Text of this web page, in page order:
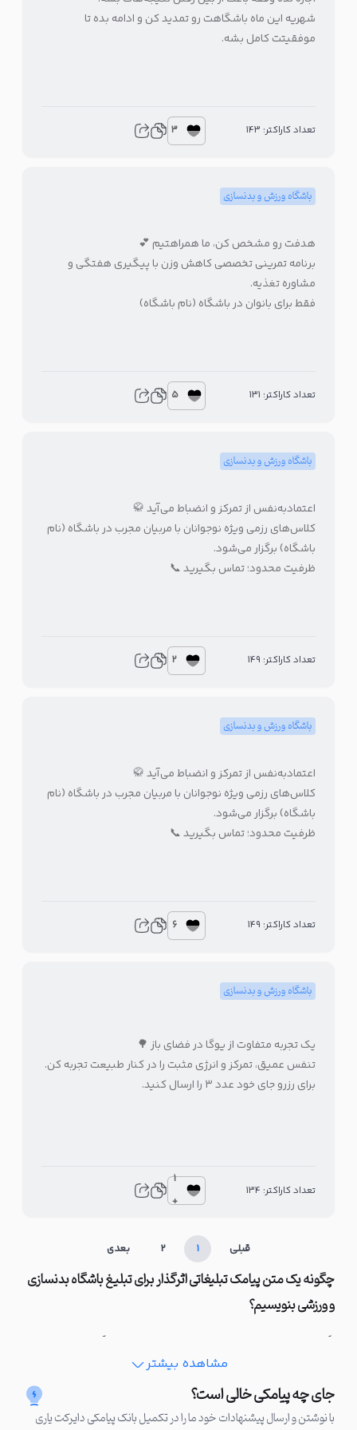
شهریه این ماه باشگاهت رو تمدید کن و ادامه بده تا
موفقیتت کامل بشه.
تعداد کاراکتر: 143 3
باشگاه ورزش و بدنسازی
هدفت رو مشخص کن، ما همراهتیم 💕
برنامه تمرینی تخصصی کاهش وزن با پیگیری هفتگی و
مشاوره تغذیه.
فقط برای بانوان در باشگاه (نام باشگاه)
تعداد کاراکتر: 131 5
باشگاه ورزش و بدنسازی
اعتمادبه‌نفس از تمرکز و انضباط می‌آید 🥋
کلاس‌های رزمی ویژه نوجوانان با مربیان مجرب در باشگاه (نام
باشگاه) برگزار می‌شود.
ظرفیت محدود؛ تماس بگیرید 📞
تعداد کاراکتر: 149 2
باشگاه ورزش و بدنسازی
اعتمادبه‌نفس از تمرکز و انضباط می‌آید 🥋
کلاس‌های رزمی ویژه نوجوانان با مربیان مجرب در باشگاه (نام
باشگاه) برگزار می‌شود.
ظرفیت محدود؛ تماس بگیرید 📞
تعداد کاراکتر: 149 6
باشگاه ورزش و بدنسازی
یک تجربه متفاوت از یوگا در فضای باز 🌳
تنفس عمیق، تمرکز و انرژی مثبت را در کنار طبیعت تجربه کن.
برای رزرو جای خود عدد ۳ را ارسال کنید.
تعداد کاراکتر: 134
1
+
قبلی 1
2 بعدی
چگونه یک متن پیامک تبلیغاتی اثرگذار برای تبلیغ باشگاه بدنسازی
و ورزشی بنویسیم؟
اگر می‌خواهید پیامکتان فقط خوانده نشود، بلکه انگیزه ایجاد کند،
باید بدانید که چگونه با چند جمله پرانرژی، متن تبلیغ باشگاه بدنسازی
بنویسید که مخاطب را از پشت صفحه گوشی تا درِ باشگاه همراهتان
بیاورد. در ادامه یاد می‌گیرید چگونه با چند نکته ساده متن تبلیغ
مشاهده بیشتر
جای چه پیامکی خالی است؟
با نوشتن و ارسال پیشنهادات خود ما را در تکمیل بانک پیامکی دایرکت یاری